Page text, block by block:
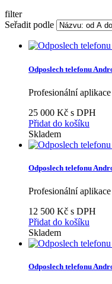
filter
Seřadit podle
Odposlech telefonu
Profesionální
25 000 Kč s DPH
Přidat do košíku
Skladem
Odposlech telefonu
Profesionální
12 500 Kč s DPH
Přidat do košíku
Skladem
Odposlech telefonu